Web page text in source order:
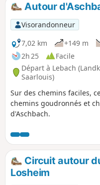
Autour
Visorandonneur
7,02 km
+149 m
2h 25
Facile
Départ à Lebach
Saarlouis)
Sur des chemins faciles,
chemins goudronnés et
d'Aschbach.
Circuit autour
Losheim